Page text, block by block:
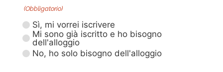
(Obbligatorio)
Sì, mi vorrei iscrivere
Mi sono già iscritto e ho bisogno
dell'alloggio
No, ho solo bisogno dell'alloggio